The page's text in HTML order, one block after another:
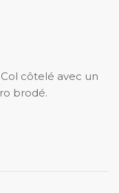
côtelé avec un
brodé.